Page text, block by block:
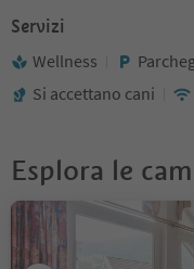
Servizi
Wellness
Si accettano cani
Esplora le